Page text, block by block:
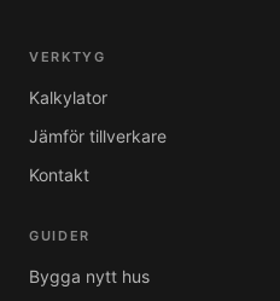
VERKTYG
Kalkylator
Jämför tillverkare
Kontakt
GUIDER
Bygga nytt hus